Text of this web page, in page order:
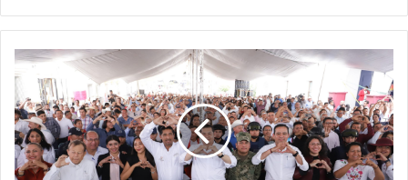
“El
dinero
del
pueblo
es
sagrado;
en